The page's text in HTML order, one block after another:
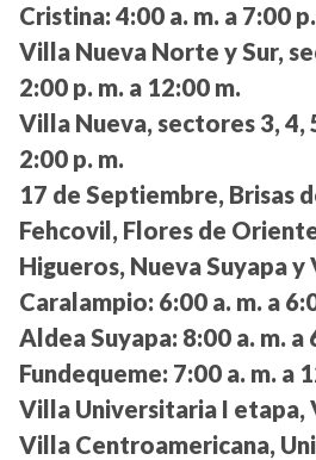
Cristina: 4:00 a. m. a 7:00
Villa Nueva Norte y Sur,
2:00 p. m. a 12:00 m.
Villa Nueva, sectores 3, 4,
2:00 p. m.
17 de Septiembre, Brisas
Fehcovil, Flores de
Higueros, Nueva Suyapa y
Caralampio: 6:00 a. m. a
Aldea Suyapa: 8:00 a. m. a
Fundequeme: 7:00 a. m. a
Villa Universitaria I etapa,
Villa Centroamericana,